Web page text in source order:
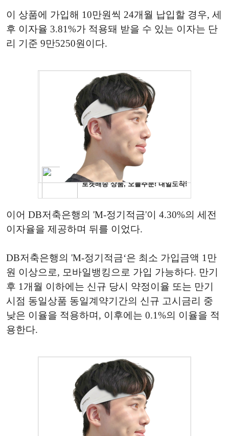
이 상품에 가입해 10만원씩 24개월 납입할 경우, 세
후 이자율 3.81%가 적용돼 받을 수 있는 이자는 단
리 기준 9만5250원이다.
이어 DB저축은행의 'M-정기적금'이 4.30%의 세전
이자율을 제공하며 뒤를 이었다.
DB저축은행의 'M-정기적금‘은 최소 가입금액 1만
원 이상으로, 모바일뱅킹으로 가입 가능하다. 만기
후 1개월 이하에는 신규 당시 약정이율 또는 만기
시점 동일상품 동일계약기간의 신규 고시금리 중
낮은 이율을 적용하며, 이후에는 0.1%의 이율을 적
용한다.